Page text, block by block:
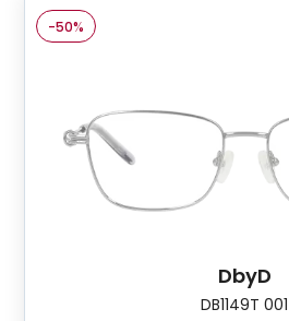
-50%
DbyD
DB1149T 001